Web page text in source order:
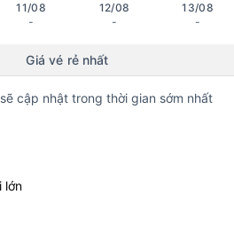
11/08
-
12/08
-
13/08
-
Giá vé rẻ nhất
cập nhật trong thời gian sớm nhất
lớn